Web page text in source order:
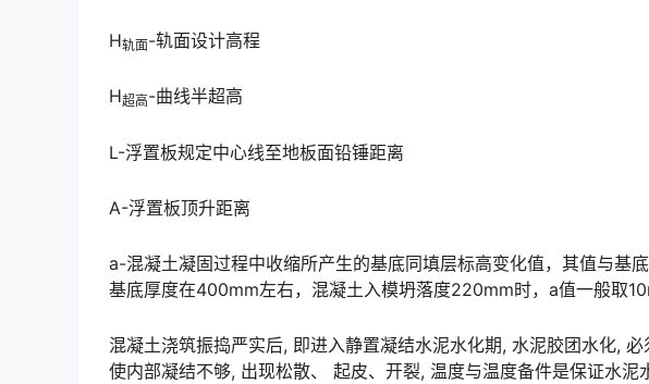
H轨面-轨面设计高程
H超高-曲线半超高
L-浮置板规定中心线至地板面铅锤距离
A-浮置板顶升距离
a-混凝土凝固过程中收缩所产生的基底同填层标高变化值，其值与基
基底厚度在400mm左右，混凝土入模坍落度220mm时，a值一般取
混凝土浇筑振捣严实后, 即进入静置凝结水泥水化期, 水泥胶团水化,
使内部凝结不够, 出现松散、 起皮、开裂, 温度与温度备件是保证水